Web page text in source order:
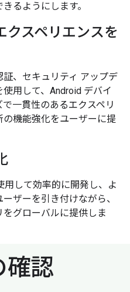
るようにします。
クスペリエンスを
、セキュリティ アップデ
用して、Android デバイ
一貫性のあるエクスペリ
機能強化をユーザーに提
用して効率的に開発し、よ
ザーを引き付けながら、
グローバルに提供しま
確認